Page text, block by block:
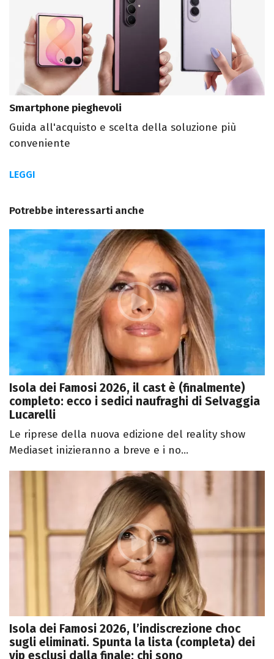
Smartphone pieghevoli
Guida all'acquisto e scelta della soluzione più
conveniente
LEGGI
Potrebbe interessarti anche
Isola dei Famosi 2026, il cast è (finalmente)
completo: ecco i sedici naufraghi di Selvaggia
Lucarelli
Le riprese della nuova edizione del reality show
Mediaset inizieranno a breve e i no...
Isola dei Famosi 2026, l’indiscrezione choc
sugli eliminati. Spunta la lista (completa) dei
vip esclusi dalla finale: chi sono